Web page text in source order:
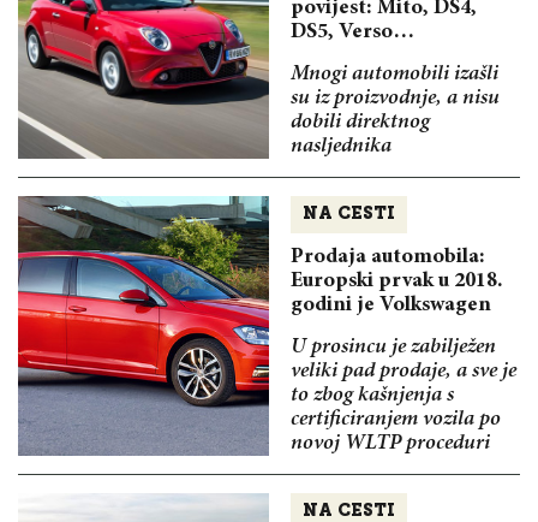
povijest: Mito, DS4,
DS5, Verso…
Mnogi automobili izašli
su iz proizvodnje, a nisu
dobili direktnog
nasljednika
NA CESTI
Prodaja automobila:
Europski prvak u 2018.
godini je Volkswagen
U prosincu je zabilježen
veliki pad prodaje, a sve je
to zbog kašnjenja s
certificiranjem vozila po
novoj WLTP proceduri
NA CESTI